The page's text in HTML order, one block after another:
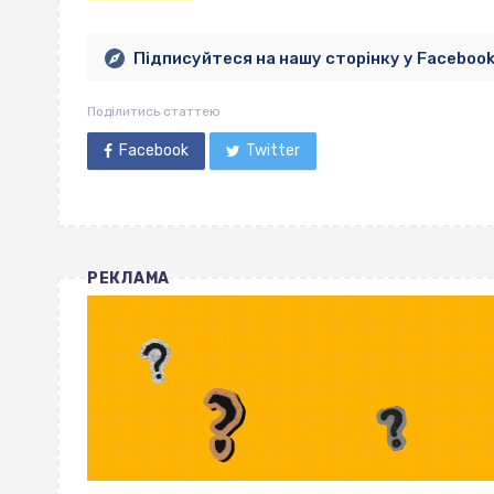
Підписуйтеся на нашу сторінку у Facebook
Поділитись статтею
Facebook Twitter
РЕКЛАМА